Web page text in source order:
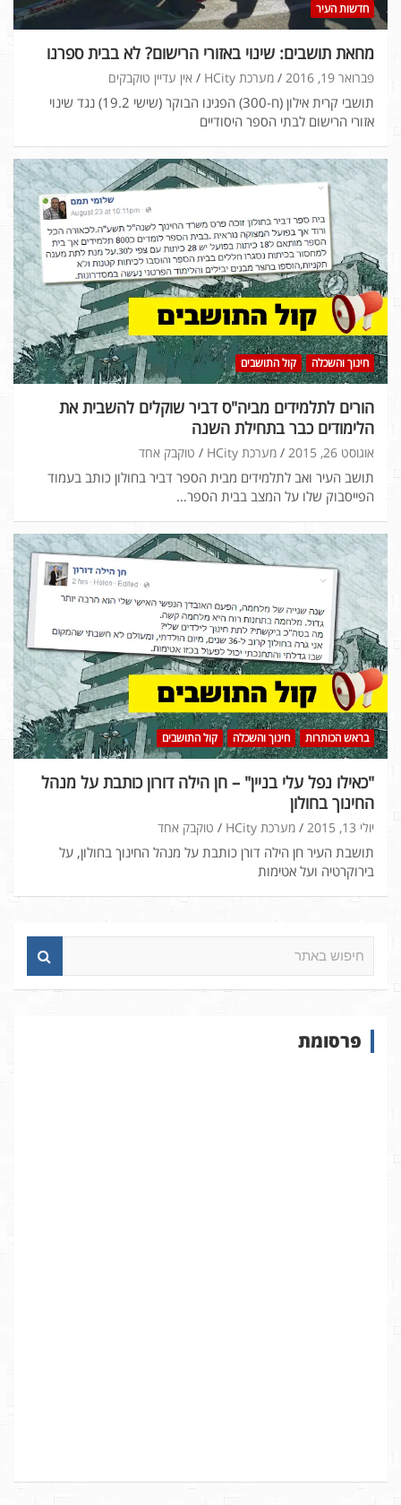
חדשות העיר
מחאת תושבים: שינוי באזורי הרישום? לא בבית ספרנו
פברואר 19, 2016 מערכת HCity אין עדיין טוקבקים
תושבי קרית אילון (ח-300) הפגינו הבוקר (שישי 19.2) נגד שינוי
אזורי הרישום לבתי הספר היסודיים
חינוך והשכלה קול התושבים
הורים לתלמידים מביה"ס דביר שוקלים להשבית את
הלימודים כבר בתחילת השנה
אוגוסט 26, 2015 מערכת HCity טוקבק אחד
תושב העיר ואב לתלמידים מבית הספר דביר בחולון כותב בעמוד
הפייסבוק שלו על המצב בבית הספר…
בראש הכותרות חינוך והשכלה קול התושבים
"כאילו נפל עלי בניין" – חן הילה דורון כותבת על מנהל
החינוך בחולון
יולי 13, 2015 מערכת HCity טוקבק אחד
תושבת העיר חן הילה דורן כותבת על מנהל החינוך בחולון, על
בירוקרטיה ועל אטימות
א
פרסומת